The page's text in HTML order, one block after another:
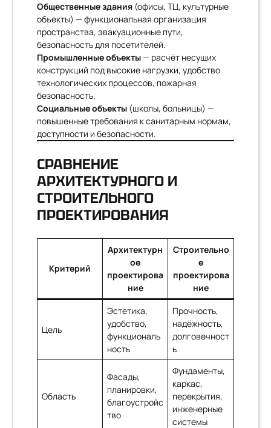
Общественные здания (офисы, ТЦ, культурные
объекты) — функциональная организация
пространства, эвакуационные пути,
безопасность для посетителей.
Промышленные объекты— расчёт несущих
конструкций под высокие нагрузки, удобство
технологических процессов, пожарная
безопасность.
Социальные объекты (школы, больницы) —
повышенные требования к санитарным нормам,
доступности и безопасности.
СРАВНЕНИЕ
АРХИТЕКТУРНОГО И
СТРОИТЕЛЬНОГО
ПРОЕКТИРОВАНИЯ
Критерий
Архитектурн
ое
проектирова
ние
Строительно
е
проектирова
ние
Цель
Эстетика,
удобство,
функциональ
ность
Прочность,
надёжность,
долговечност
ь
Область
Фасады,
планировки,
благоустройс
тво
Фундаменты,
каркас,
перекрытия,
инженерные
системы